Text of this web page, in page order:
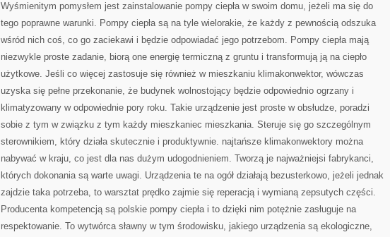
Wyśmienitym pomysłem jest zainstalowanie pompy ciepła w swoim domu, jeżeli ma się do
tego poprawne warunki. Pompy ciepła są na tyle wielorakie, że każdy z pewnością odszuka
wśród nich coś, co go zaciekawi i będzie odpowiadać jego potrzebom. Pompy ciepła mają
niezwykle proste zadanie, biorą one energię termiczną z gruntu i transformują ją na ciepło
użytkowe. Jeśli co więcej zastosuje się również w mieszkaniu klimakonwektor, wówczas
uzyska się pełne przekonanie, że budynek wolnostojący będzie odpowiednio ogrzany i
klimatyzowany w odpowiednie pory roku. Takie urządzenie jest proste w obsłudze, poradzi
sobie z tym w związku z tym każdy mieszkaniec mieszkania. Steruje się go szczególnym
sterownikiem, który działa skutecznie i produktywnie. najtańsze klimakonwektory można
nabywać w kraju, co jest dla nas dużym udogodnieniem. Tworzą je najważniejsi fabrykanci,
których dokonania są warte uwagi. Urządzenia te na ogół działają bezusterkowo, jeżeli jednak
zajdzie taka potrzeba, to warsztat prędko zajmie się reperacją i wymianą zepsutych części.
Producenta kompetencją są polskie pompy ciepła i to dzięki nim potężnie zasługuje na
respektowanie. To wytwórca sławny w tym środowisku, jakiego urządzenia są ekologiczne,